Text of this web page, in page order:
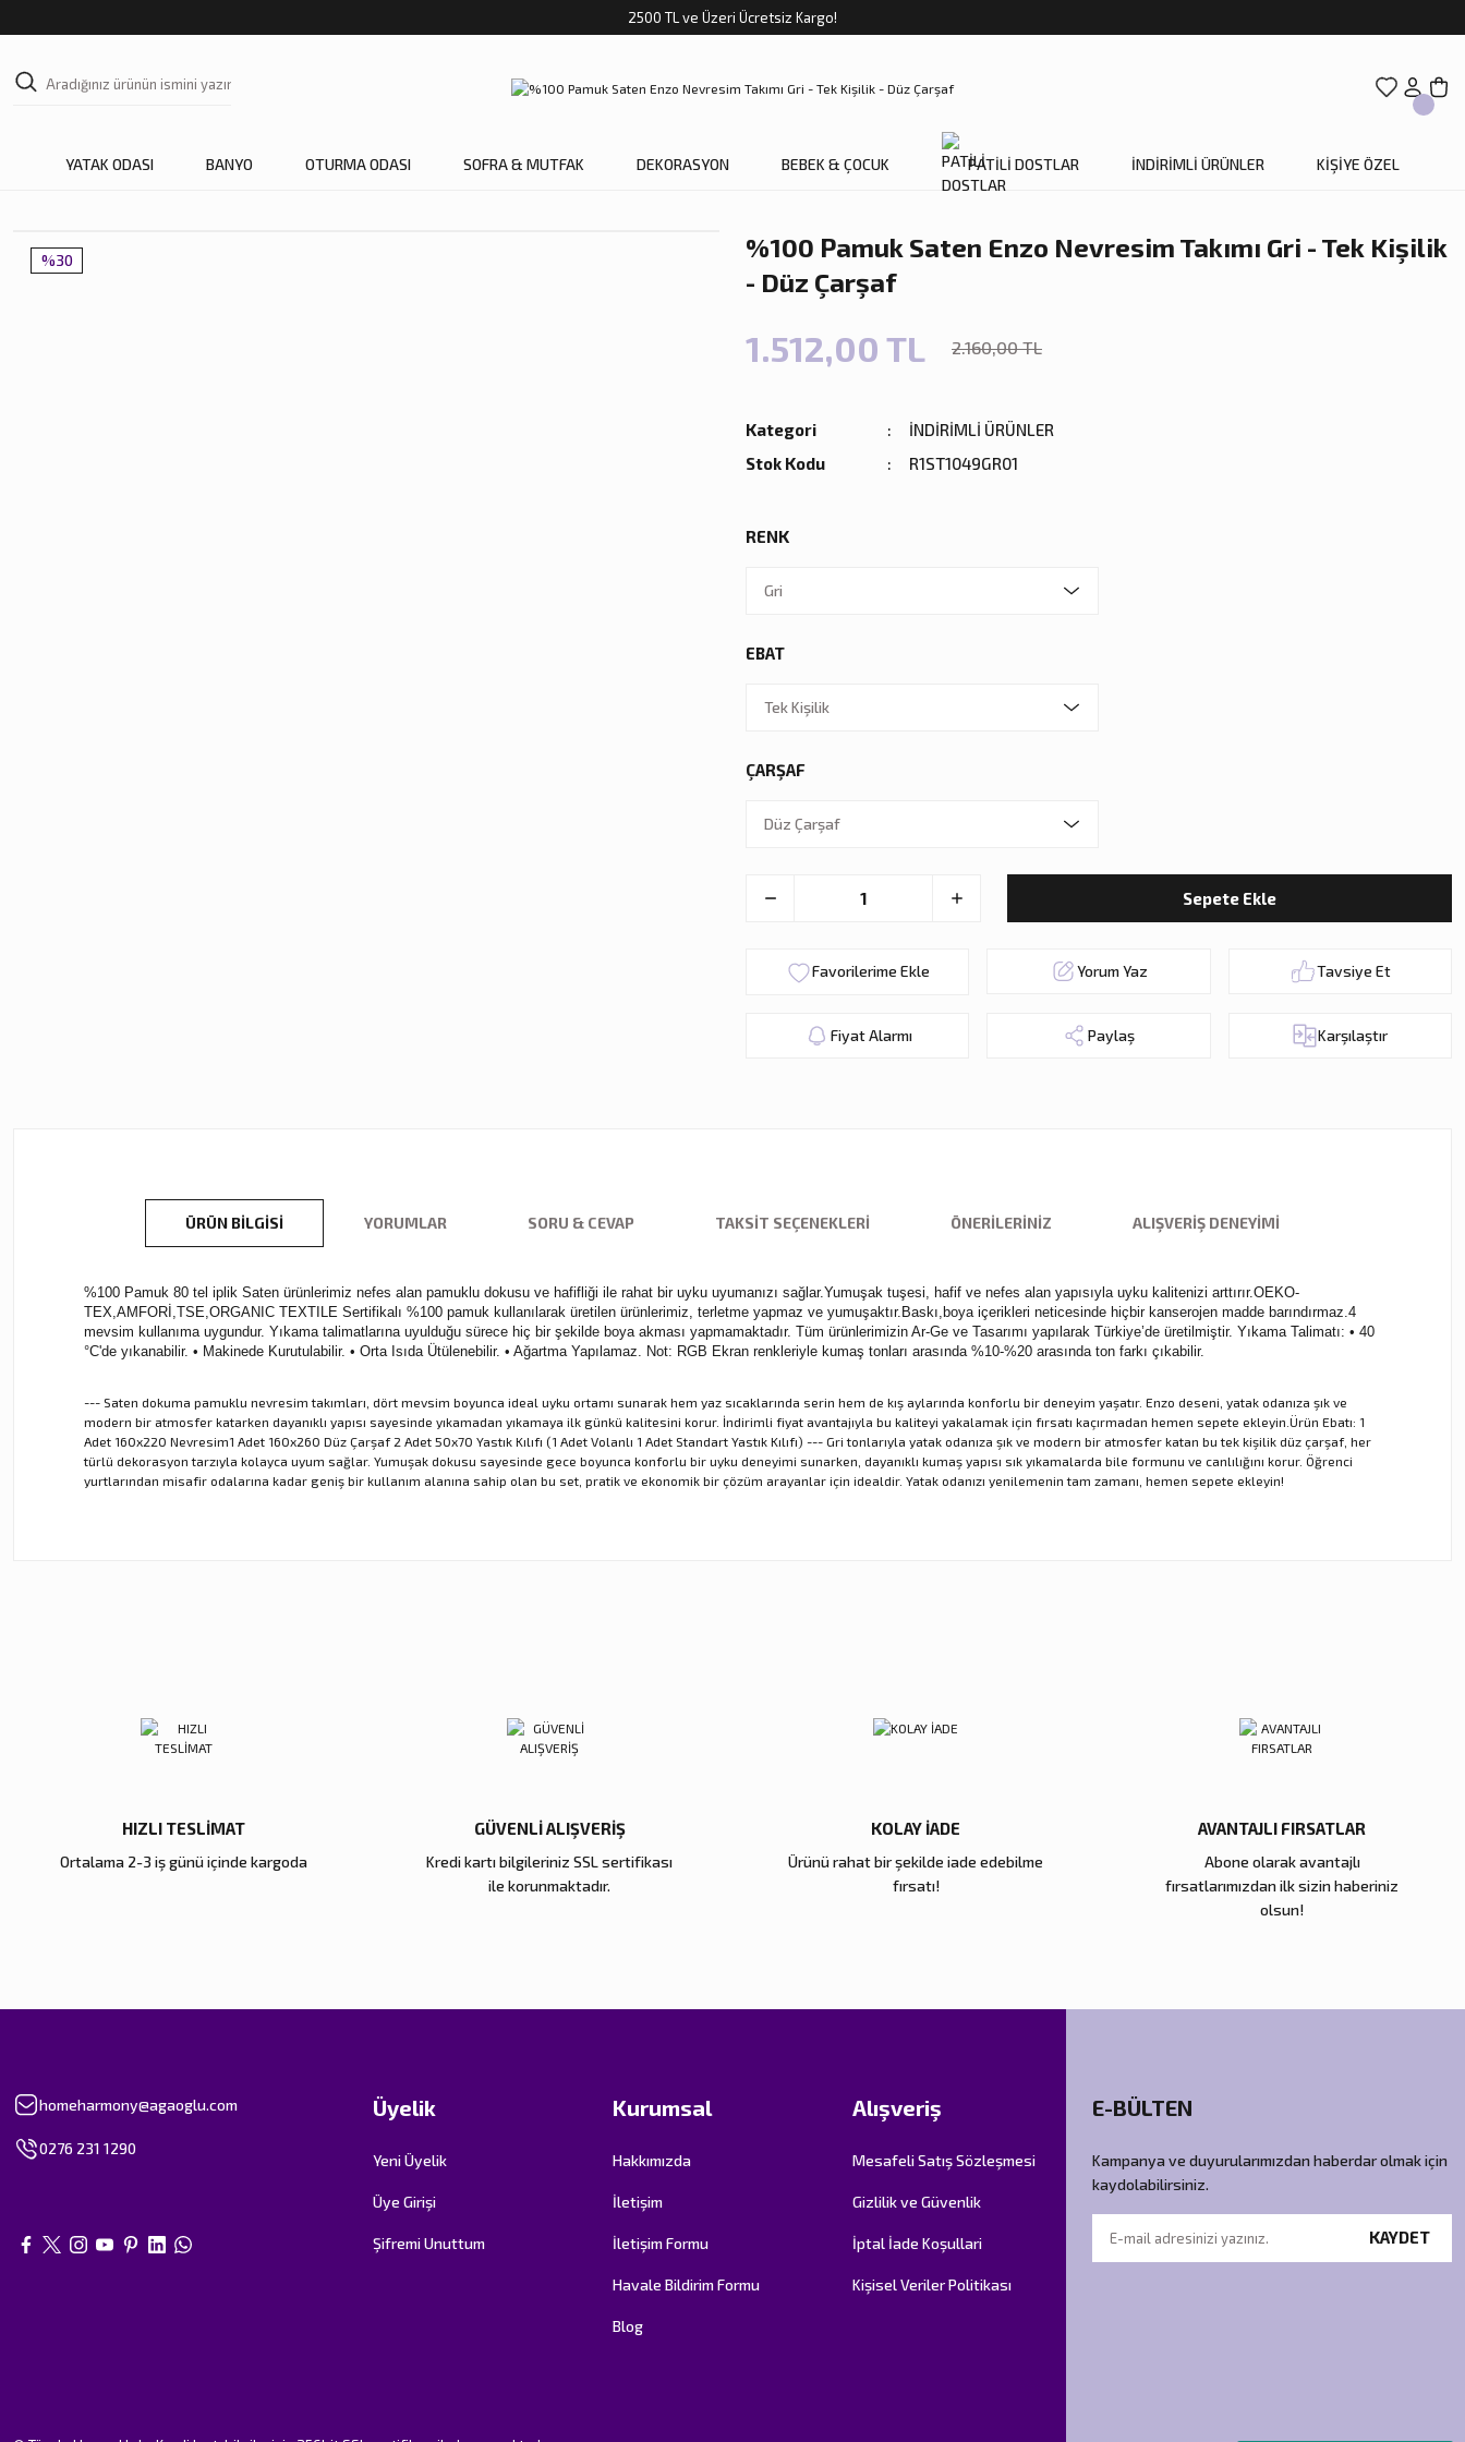
2500 TL ve Üzeri Ücretsiz Kargo!
YATAK ODASI BANYO OTURMA ODASI SOFRA & MUTFAK DEKORASYON BEBEK & ÇOCUK PATİLİ DOSTLAR İNDİRİMLİ ÜRÜNLER KİŞİYE ÖZEL
%30
%100 Pamuk Saten Enzo Nevresim Takımı Gri - Tek Kişilik
- Düz Çarşaf
1.512,00 TL 2.160,00 TL
Kategori
İNDİRİMLİ ÜRÜNLER
Stok Kodu
R1ST1049GR01
RENK
EBAT
ÇARŞAF
Sepete Ekle
Yorum Yaz Tavsiye Et
Fiyat Alarmı Paylaş Karşılaştır
ÜRÜN BILGISI YORUMLAR SORU & CEVAP TAKSIT SEÇENEKLERI ÖNERILERINIZ ALIŞVERIŞ DENEYIMI
%100 Pamuk 80 tel iplik Saten ürünlerimiz nefes alan pamuklu dokusu ve hafifliği ile rahat bir uyku uyumanızı sağlar.Yumuşak tuşesi, hafif ve nefes alan yapısıyla uyku kalitenizi arttırır.OEKO-
TEX,AMFORİ,TSE,ORGANIC TEXTILE Sertifikalı %100 pamuk kullanılarak üretilen ürünlerimiz, terletme yapmaz ve yumuşaktır.Baskı,boya içerikleri neticesinde hiçbir kanserojen madde barındırmaz.4
mevsim kullanıma uygundur. Yıkama talimatlarına uyulduğu sürece hiç bir şekilde boya akması yapmamaktadır. Tüm ürünlerimizin Ar-Ge ve Tasarımı yapılarak Türkiye’de üretilmiştir. Yıkama Talimatı: • 40
°C'de yıkanabilir. • Makinede Kurutulabilir. • Orta Isıda Ütülenebilir. • Ağartma Yapılamaz. Not: RGB Ekran renkleriyle kumaş tonları arasında %10-%20 arasında ton farkı çıkabilir.
--- Saten dokuma pamuklu nevresim takımları, dört mevsim boyunca ideal uyku ortamı sunarak hem yaz sıcaklarında serin hem de kış aylarında konforlu bir deneyim yaşatır. Enzo deseni, yatak odanıza şık ve
modern bir atmosfer katarken dayanıklı yapısı sayesinde yıkamadan yıkamaya ilk günkü kalitesini korur. İndirimli fiyat avantajıyla bu kaliteyi yakalamak için fırsatı kaçırmadan hemen sepete ekleyin.Ürün Ebatı: 1
Adet 160x220 Nevresim1 Adet 160x260 Düz Çarşaf 2 Adet 50x70 Yastık Kılıfı (1 Adet Volanlı 1 Adet Standart Yastık Kılıfı) --- Gri tonlarıyla yatak odanıza şık ve modern bir atmosfer katan bu tek kişilik düz çarşaf, her
türlü dekorasyon tarzıyla kolayca uyum sağlar. Yumuşak dokusu sayesinde gece boyunca konforlu bir uyku deneyimi sunarken, dayanıklı kumaş yapısı sık yıkamalarda bile formunu ve canlılığını korur. Öğrenci
yurtlarından misafir odalarına kadar geniş bir kullanım alanına sahip olan bu set, pratik ve ekonomik bir çözüm arayanlar için idealdir. Yatak odanızı yenilemenin tam zamanı, hemen sepete ekleyin!
Bu ürüne benzer farklı alternatifler olmalı.
HIZLI TESLİMAT
Ortalama 2-3 iş günü içinde kargoda
GÜVENLİ ALIŞVERİŞ
Kredi kartı bilgileriniz SSL sertifikası
ile korunmaktadır.
KOLAY İADE
Ürünü rahat bir şekilde iade edebilme
fırsatı!
AVANTAJLI FIRSATLAR
Abone olarak avantajlı
fırsatlarımızdan ilk sizin haberiniz
olsun!
homeharmony@agaoglu.com
0276 231 1290
Üyelik
Yeni Üyelik
Üye Girişi
Şifremi Unuttum
Kurumsal
Hakkımızda
İletişim
İletişim Formu
Havale Bildirim Formu
Blog
Alışveriş
Mesafeli Satış Sözleşmesi
Gizlilik ve Güvenlik
İptal İade Koşullari
Kişisel Veriler Politikası
E-BÜLTEN
Kampanya ve duyurularımızdan haberdar olmak için
kaydolabilirsiniz.
KAYDET